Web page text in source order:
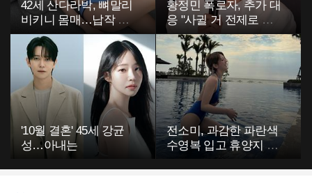
42세 산다라박, 뼈말리
비키니 몸매…납작 복
부에 깜짝
황정민 폭로자, 추가 대
응 "사귈 거 전제로 하
고…"
'10월 결혼' 45세 강균
성…아내는
전소미, 과감한 파란색
수영복 입고 휴양지 포